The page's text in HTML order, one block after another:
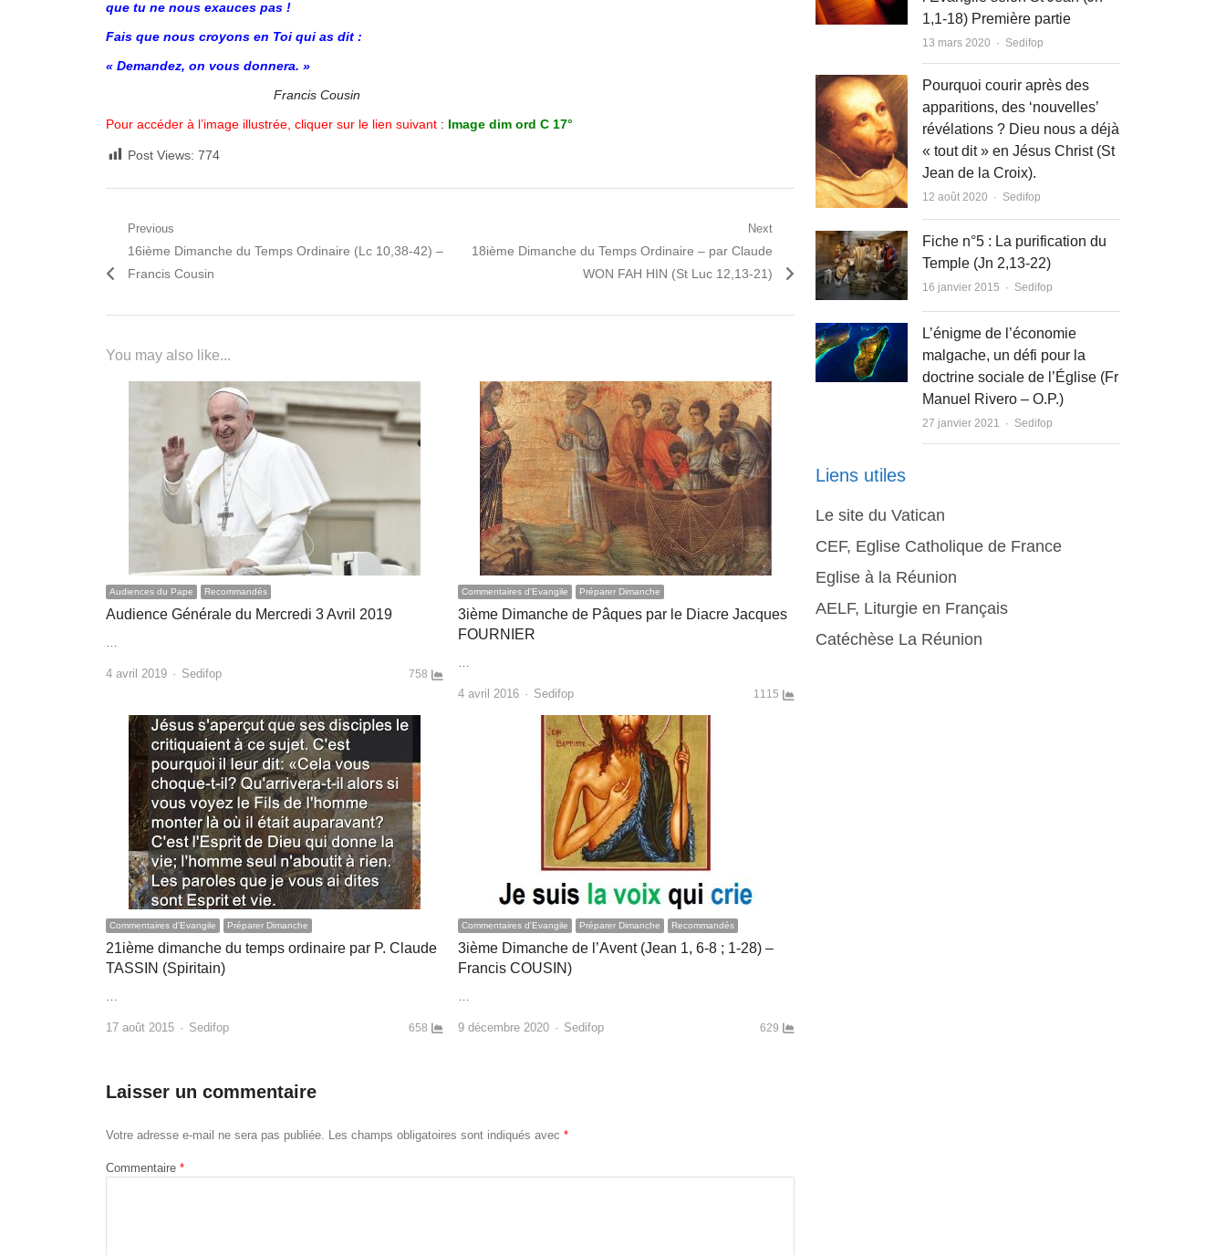
que tu ne nous exauces pas !
Fais que nous croyons en Toi qui as dit :
« Demandez, on vous donnera. »
Francis Cousin
Pour accéder à l’image illustrée, cliquer sur le lien suivant : Image dim ord C 17°
Post Views: 774
Navigation
de
Previous
Previous
post:
16ième Dimanche du Temps Ordinaire (Lc 10,38-42) –
Francis Cousin
Next
Next
18ième Dimanche du Temps Ordinaire – par Claude
WON FAH HIN (St Luc 12,13-21)
You may also like...
Audiences du Pape Recommandés
Audience Générale du Mercredi 3 Avril 2019
4 avril 2019 Author
Sedifop 758
Commentaires d'Evangile Préparer Dimanche
3ième Dimanche de Pâques par le Diacre Jacques
FOURNIER
4 avril 2016 Author
Sedifop 1115
Commentaires d'Evangile Préparer Dimanche
21ième dimanche du temps ordinaire par P. Claude
TASSIN (Spiritain)
17 août 2015 Author
Sedifop 658
Commentaires d'Evangile Préparer Dimanche Recommandés
3ième Dimanche de l’Avent (Jean 1, 6-8 ; 1-28) –
Francis COUSIN)
9 décembre 2020 Author
Sedifop 629
Laisser un commentaire
Votre adresse e-mail ne sera pas publiée. Les champs obligatoires sont indiqués avec *
Commentaire *
1,1-18) Première partie
13 mars 2020 Author
Sedifop
Pourquoi courir après des
apparitions, des ‘nouvelles’
révélations ? Dieu nous a déjà
« tout dit » en Jésus Christ (St
Jean de la Croix).
12 août 2020 Author
Sedifop
Fiche n°5 : La purification du
Temple (Jn 2,13-22)
16 janvier 2015 Author
Sedifop
L’énigme de l’économie
malgache, un défi pour la
doctrine sociale de l’Église (Fr
Manuel Rivero – O.P.)
27 janvier 2021 Author
Sedifop
Liens utiles
Le site du Vatican
CEF, Eglise Catholique de France
Eglise à la Réunion
AELF, Liturgie en Français
Catéchèse La Réunion